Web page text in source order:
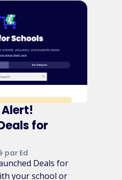
for
par Ed
Deals for
your school or